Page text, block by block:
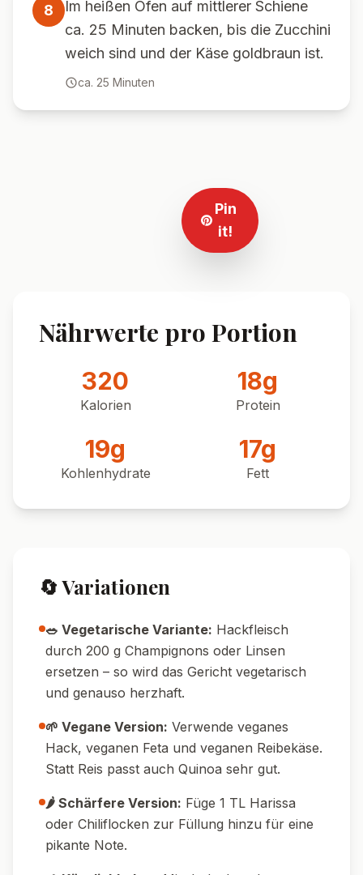
8
Im heißen Ofen auf mittlerer Schiene
ca. 25 Minuten backen, bis die Zucchini
weich sind und der Käse goldbraun ist.
ca. 25 Minuten
Pin it!